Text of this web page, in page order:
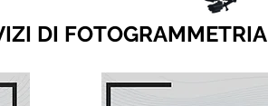
DI FOTOGRAMMETRIA